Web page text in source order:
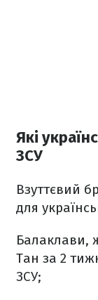
Які
ЗСУ
Взуттєвий
для
Балаклави,
Тан за 2
ЗСУ;